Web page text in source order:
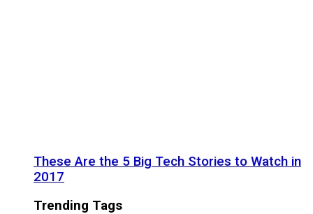
These Are the 5 Big Tech Stories to Watch in
2017
Trending Tags